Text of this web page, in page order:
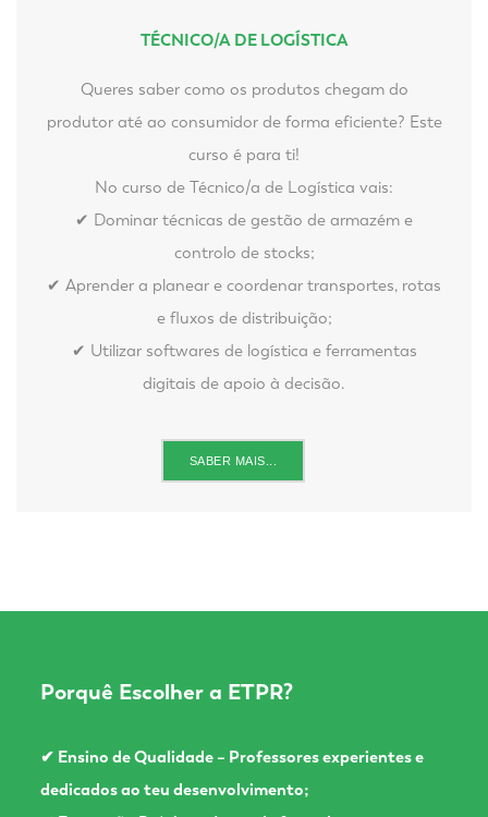
TÉCNICO/A DE LOGÍSTICA
Queres saber como os produtos chegam do
produtor até ao consumidor de forma eficiente? Este
curso é para ti!
No curso de Técnico/a de Logística vais:
✔ Dominar técnicas de gestão de armazém e
controlo de stocks;
✔ Aprender a planear e coordenar transportes, rotas
e fluxos de distribuição;
✔ Utilizar softwares de logística e ferramentas
digitais de apoio à decisão.
SABER MAIS...
Porquê Escolher a ETPR?
✔ Ensino de Qualidade – Professores experientes e
dedicados ao teu desenvolvimento;